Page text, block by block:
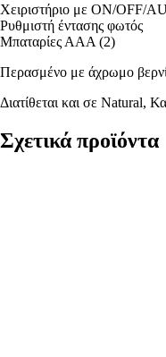
Χειριστήριο με ON/OFF/
Ρυθμιστή έντασης φωτός
Μπαταρίες ΑΑΑ (2)
Περασμένο με άχρωμο
Διατίθεται και σε Natural,
Σχετικά προϊόντα